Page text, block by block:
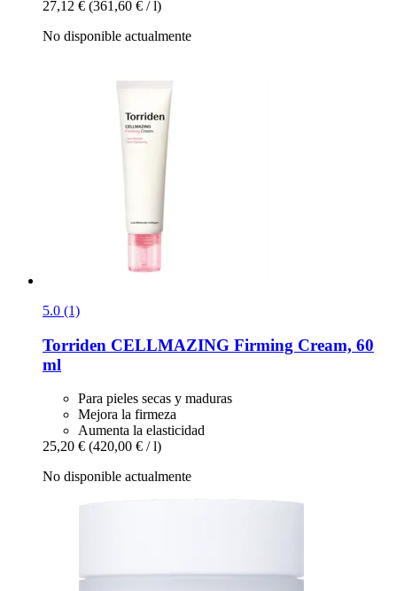
27,12 € (361,60 € / l)
No disponible actualmente
5.0 (1)
Torriden CELLMAZING Firming Cream, 60
ml
Para pieles secas y maduras
Mejora la firmeza
Aumenta la elasticidad
25,20 € (420,00 € / l)
No disponible actualmente